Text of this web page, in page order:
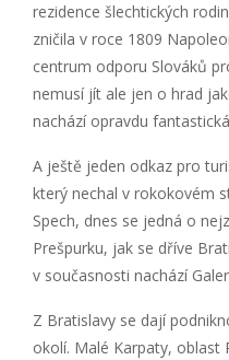
rezidence šlechtických
zničila v roce 1809
centrum odporu Slováků
nemusí jít ale jen o hrad
nachází opravdu
A ještě jeden odkaz pro
který nechal v rokokovém
Spech, dnes se jedná o
Prešpurku, jak se dříve
v současnosti nachází
Z Bratislavy se dají
okolí. Malé Karpaty, oblast